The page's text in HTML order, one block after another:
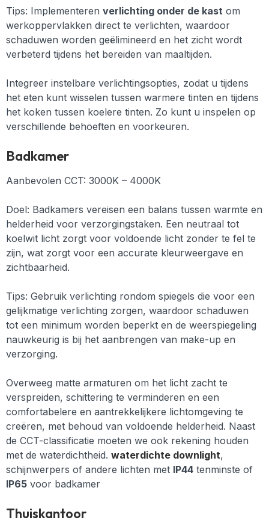
Tips: Implementeren verlichting onder de kast om
werkoppervlakken direct te verlichten, waardoor
schaduwen worden geëlimineerd en het zicht wordt
verbeterd tijdens het bereiden van maaltijden.
Integreer instelbare verlichtingsopties, zodat u tijdens
het eten kunt wisselen tussen warmere tinten en tijdens
het koken tussen koelere tinten. Zo kunt u inspelen op
verschillende behoeften en voorkeuren.
Badkamer
Aanbevolen CCT: 3000K – 4000K
Doel: Badkamers vereisen een balans tussen warmte en
helderheid voor verzorgingstaken. Een neutraal tot
koelwit licht zorgt voor voldoende licht zonder te fel te
zijn, wat zorgt voor een accurate kleurweergave en
zichtbaarheid.
Tips: Gebruik verlichting rondom spiegels die voor een
gelijkmatige verlichting zorgen, waardoor schaduwen
tot een minimum worden beperkt en de weerspiegeling
nauwkeurig is bij het aanbrengen van make-up en
verzorging.
Overweeg matte armaturen om het licht zacht te
verspreiden, schittering te verminderen en een
comfortabelere en aantrekkelijkere lichtomgeving te
creëren, met behoud van voldoende helderheid. Naast
de CCT-classificatie moeten we ook rekening houden
met de waterdichtheid. waterdichte downlight,
schijnwerpers of andere lichten met IP44 tenminste of
IP65 voor badkamer
Thuiskantoor